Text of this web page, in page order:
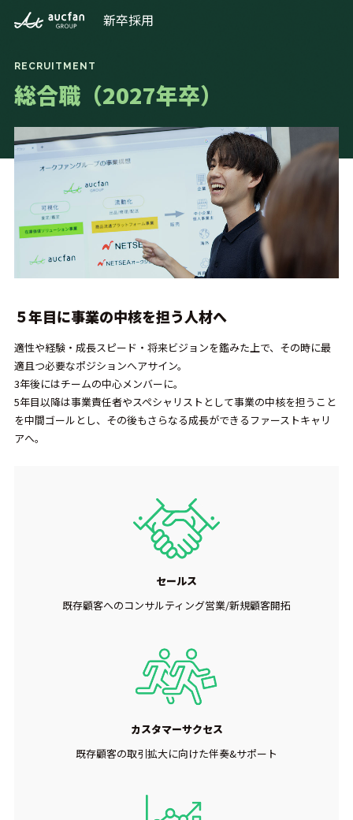
株式会社オークファン
新卒採用
RECRUITMENT
総合職（2027年卒）
５年目に事業の中核を担う人材へ
適性や経験・成長スピード・将来ビジョンを鑑みた上で、その時に最
適且つ必要なポジションへアサイン。
3年後にはチームの中心メンバーに。
5年目以降は事業責任者やスペシャリストとして事業の中核を担うこと
を中間ゴールとし、その後もさらなる成長ができるファーストキャリ
アへ。
セールス
既存顧客へのコンサルティング営業/新規顧客開拓
カスタマーサクセス
既存顧客の取引拡大に向けた伴奏&サポート